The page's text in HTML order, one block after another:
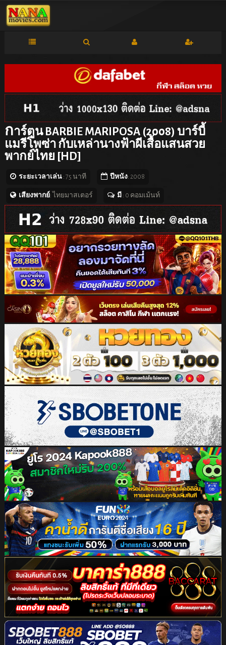
การ์ตูน BARBIE MARIPOSA (2008) บาร์บี้
แมรีโพซ่า กับเหล่านางฟ้าผีเสื้อแสนสวย
พากย์ไทย [HD]
ระยะเวลาเล่น: 75 นาที ปีหนัง: 2008
เสียงพากย์: ไทยมาสเตอร์ มี : 0 คอมเม้นท์